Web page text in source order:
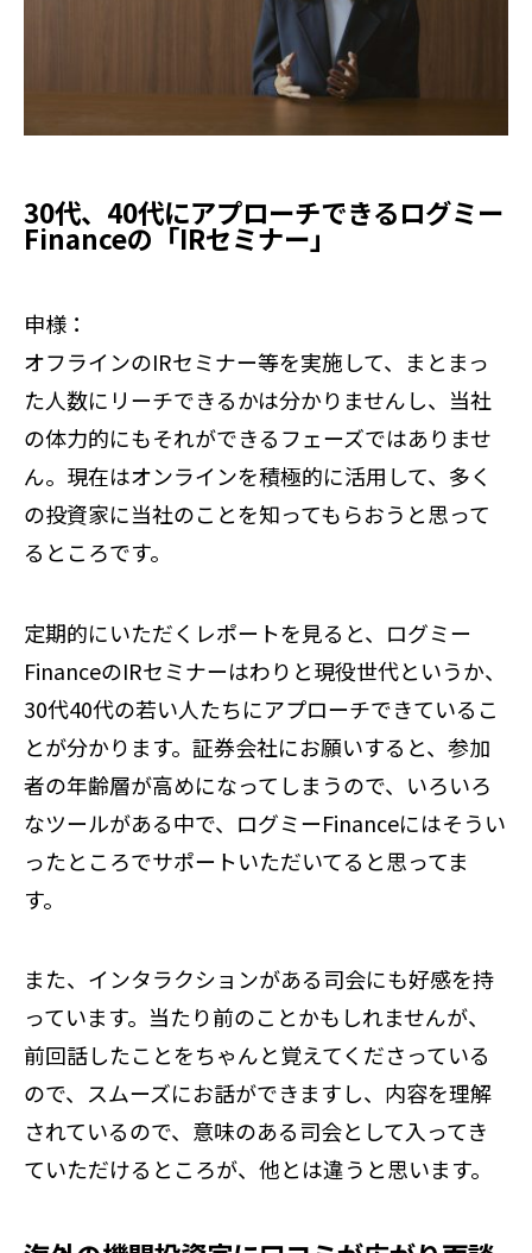
30代、40代にアプローチできるログミー
Financeの「IRセミナー」
申様：
オフラインのIRセミナー等を実施して、まとまっ
た人数にリーチできるかは分かりませんし、当社
の体力的にもそれができるフェーズではありませ
ん。現在はオンラインを積極的に活用して、多く
の投資家に当社のことを知ってもらおうと思って
るところです。
定期的にいただくレポートを見ると、ログミー
FinanceのIRセミナーはわりと現役世代というか、
30代40代の若い人たちにアプローチできているこ
とが分かります。証券会社にお願いすると、参加
者の年齢層が高めになってしまうので、いろいろ
なツールがある中で、ログミーFinanceにはそうい
ったところでサポートいただいてると思ってま
す。
また、インタラクションがある司会にも好感を持
っています。当たり前のことかもしれませんが、
前回話したことをちゃんと覚えてくださっている
ので、スムーズにお話ができますし、内容を理解
されているので、意味のある司会として入ってき
ていただけるところが、他とは違うと思います。